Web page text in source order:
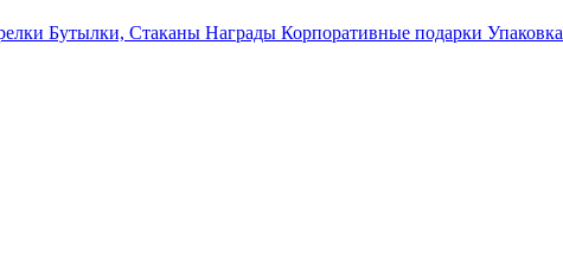
Бутылки, Стаканы Награды Корпоративные подарки Упаковка